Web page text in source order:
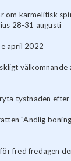
om karmelitisk
28-31 augusti
april 2022
välkomnande
tystnaden
"Andlig
fred fredagen